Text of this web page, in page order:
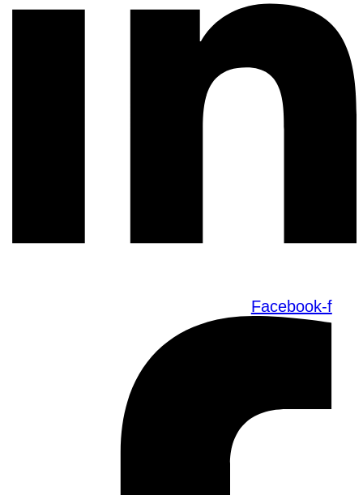
Facebook-f